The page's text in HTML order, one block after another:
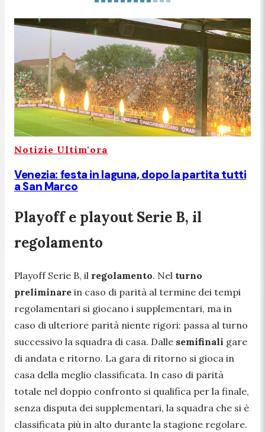
Notizie Ultim'ora
Venezia: festa in laguna, dopo la partita tutti
a San Marco
Playoff e playout Serie B, il
regolamento
Playoff Serie B, il regolamento. Nel turno
preliminare in caso di parità al termine dei tempi
regolamentari si giocano i supplementari, ma in
caso di ulteriore parità niente rigori: passa al turno
successivo la squadra di casa. Dalle semifinali gare
di andata e ritorno. La gara di ritorno si gioca in
casa della meglio classificata. In caso di parità
totale nel doppio confronto si qualifica per la finale,
senza disputa dei supplementari, la squadra che si è
classificata più in alto durante la stagione regolare.